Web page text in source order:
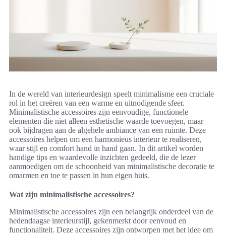
In de wereld van interieurdesign speelt minimalisme een cruciale
rol in het creëren van een warme en uitnodigende sfeer.
Minimalistische accessoires zijn eenvoudige, functionele
elementen die niet alleen esthetische waarde toevoegen, maar
ook bijdragen aan de algehele ambiance van een ruimte. Deze
accessoires helpen om een harmonieus interieur te realiseren,
waar stijl en comfort hand in hand gaan. In dit artikel worden
handige tips en waardevolle inzichten gedeeld, die de lezer
aanmoedigen om de schoonheid van minimalistische decoratie te
omarmen en toe te passen in hun eigen huis.
Wat zijn minimalistische accessoires?
Minimalistische accessoires zijn een belangrijk onderdeel van de
hedendaagse interieurstijl, gekenmerkt door eenvoud en
functionaliteit. Deze accessoires zijn ontworpen met het idee om